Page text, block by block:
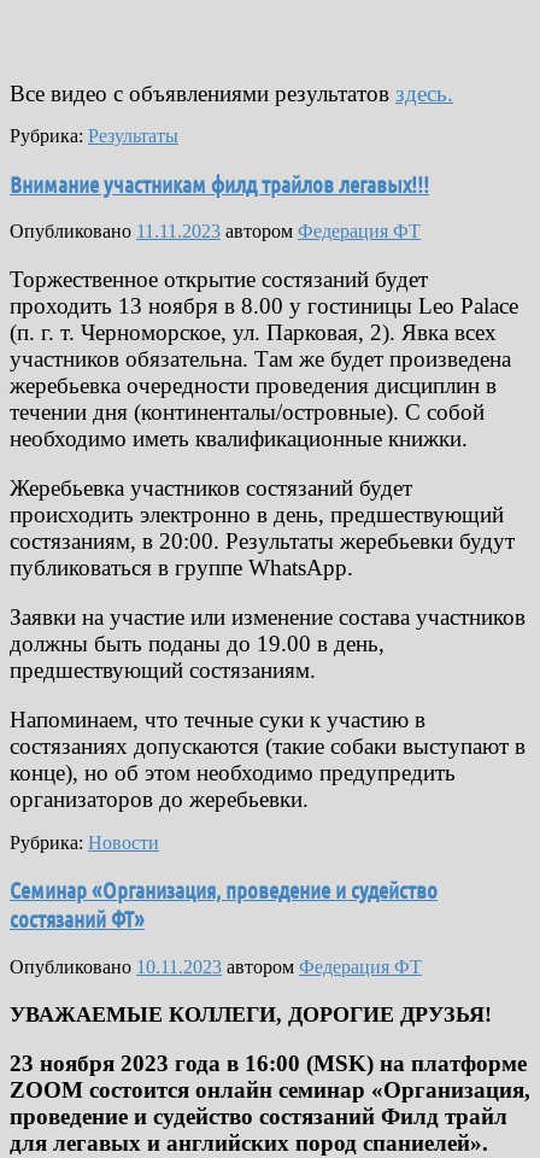
Все видео с объявлениями результатов здесь.
Рубрика: Результаты
Внимание участникам филд трайлов легавых!!!
Опубликовано 11.11.2023 автором Федерация ФТ
Торжественное открытие состязаний будет
проходить 13 ноября в 8.00 у гостиницы Leo Palace
(п. г. т. Черноморское, ул. Парковая, 2). Явка всех
участников обязательна. Там же будет произведена
жеребьевка очередности проведения дисциплин в
течении дня (континенталы/островные). С собой
необходимо иметь квалификационные книжки.
Жеребьевка участников состязаний будет
происходить электронно в день, предшествующий
состязаниям, в 20:00. Результаты жеребьевки будут
публиковаться в группе WhatsApp.
Заявки на участие или изменение состава участников
должны быть поданы до 19.00 в день,
предшествующий состязаниям.
Напоминаем, что течные суки к участию в
состязаниях допускаются (такие собаки выступают в
конце), но об этом необходимо предупредить
организаторов до жеребьевки.
Рубрика: Новости
Cеминар «Организация, проведение и судейство
состязаний ФТ»
Опубликовано 10.11.2023 автором Федерация ФТ
УВАЖАЕМЫЕ КОЛЛЕГИ, ДОРОГИЕ ДРУЗЬЯ!
23 ноября 2023 года в 16:00 (MSK) на платформе
ZOOM состоится онлайн семинар «Организация,
проведение и судейство состязаний Филд трайл
для легавых и английских пород спаниелей».